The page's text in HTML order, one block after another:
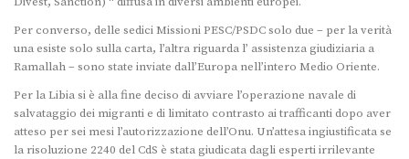
Per converso, delle sedici Missioni PESC/PSDC solo due – per la verità
una esiste solo sulla carta, l’altra riguarda l’ assistenza giudiziaria a
Ramallah – sono state inviate dall’Europa nell’intero Medio Oriente.
Per la Libia si è alla fine deciso di avviare l’operazione navale di
salvataggio dei migranti e di limitato contrasto ai trafficanti dopo aver
atteso per sei mesi l’autorizzazione dell’Onu. Un’attesa ingiustificata se
la risoluzione 2240 del CdS è stata giudicata dagli esperti irrilevante